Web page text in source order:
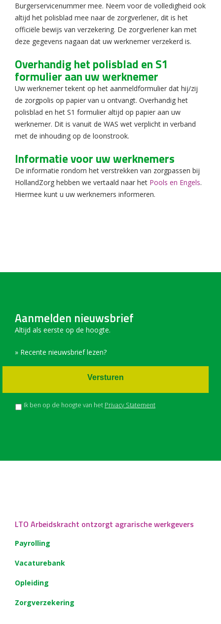
Burgerservicenummer mee. Neem voor de volledigheid ook
altijd het polisblad mee naar de zorgverlener, dit is het
officiële bewijs van verzekering. De zorgverlener kan met
deze gegevens nagaan dat uw werknemer verzekerd is.
Overhandig het polisblad en S1
formulier aan uw werknemer
Uw werknemer tekent op het aanmeldformulier dat hij/zij
de zorgpolis op papier van u ontvangt. Overhandig het
polisblad en het S1 formulier altijd op papier aan uw
werknemer. Dit is vanuit de WAS wet verplicht in verband
met de inhouding op de loonstrook.
Informatie voor uw werknemers
De informatie rondom het verstrekken van zorgpassen bij
HollandZorg hebben we vertaald naar het Pools en Engels.
Hiermee kunt u uw werknemers informeren.
Aanmelden nieuwsbrief
Altijd als eerste op de hoogte.
» Recente nieuwsbrief lezen?
Ik ben op de hoogte van het Privacy Statement
Versturen
LTO Arbeidskracht ontzorgt agrarische werkgevers
Payrolling
Vacaturebank
Opleiding
Zorgverzekering